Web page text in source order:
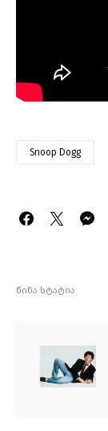
Snoop Dogg
წინა სტატია